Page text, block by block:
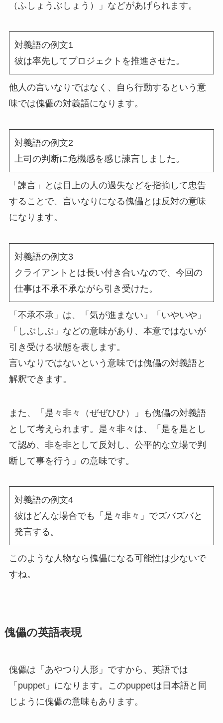
（ふしょうぶしょう）」などがあげられます。
対義語の例文1
彼は率先してプロジェクトを推進させた。
他人の言いなりではなく、自ら行動するという意
味では傀儡の対義語になります。
対義語の例文2
上司の判断に危機感を感じ諫言しました。
「諫言」とは目上の人の過失などを指摘して忠告
することで、言いなりになる傀儡とは反対の意味
になります。
対義語の例文3
クライアントとは長い付き合いなので、今回の
仕事は不承不承ながら引き受けた。
「不承不承」は、「気が進まない」「いやいや」
「しぶしぶ」などの意味があり、本意ではないが
引き受ける状態を表します。
言いなりではないという意味では傀儡の対義語と
解釈できます。
また、「是々非々（ぜぜひひ）」も傀儡の対義語
として考えられます。是々非々は、「是を是とし
て認め、非を非として反対し、公平的な立場で判
断して事を行う」の意味です。
対義語の例文4
彼はどんな場合でも「是々非々」でズバズバと
発言する。
このような人物なら傀儡になる可能性は少ないで
すね。
傀儡の英語表現
傀儡は「あやつり人形」ですから、英語では
「puppet」になります。このpuppetは日本語と同
じように傀儡の意味もあります。